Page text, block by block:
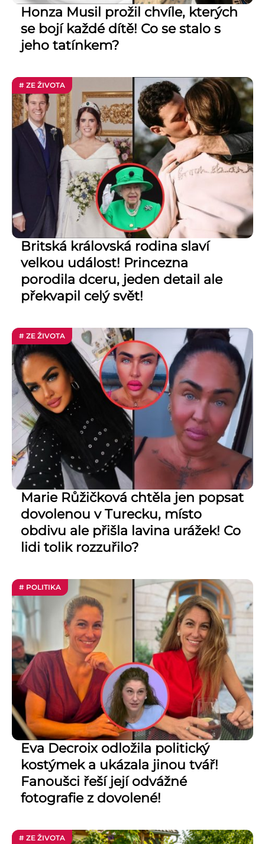
Honza Musil prožil chvíle, kterých
se bojí každé dítě! Co se stalo s
jeho tatínkem?
# ZE ŽIVOTA
Britská královská rodina slaví
velkou událost! Princezna
porodila dceru, jeden detail ale
překvapil celý svět!
# ZE ŽIVOTA
Marie Růžičková chtěla jen popsat
dovolenou v Turecku, místo
obdivu ale přišla lavina urážek! Co
lidi tolik rozzuřilo?
# POLITIKA
Eva Decroix odložila politický
kostýmek a ukázala jinou tvář!
Fanoušci řeší její odvážné
fotografie z dovolené!
# ZE ŽIVOTA